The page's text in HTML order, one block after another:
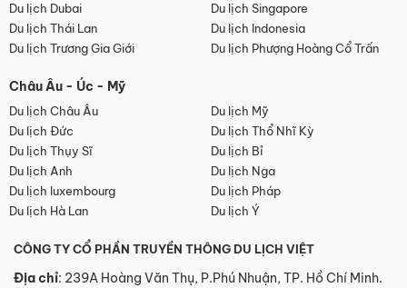
Du lịch Dubai
Du lịch Singapore
Du lịch Thái Lan
Du lịch Indonesia
Du lịch Trương Gia Giới
Du lịch Phượng Hoàng Cổ Trấn
Châu Âu - Úc - Mỹ
Du lịch Châu Âu
Du lịch Mỹ
Du lịch Đức
Du lịch Thổ Nhĩ Kỳ
Du lịch Thụy Sĩ
Du lịch Bỉ
Du lịch Anh
Du lịch Nga
Du lịch luxembourg
Du lịch Pháp
Du lịch Hà Lan
Du lịch Ý
CÔNG TY CỔ PHẦN TRUYỀN THÔNG DU LỊCH VIỆT
Địa chỉ: 239A Hoàng Văn Thụ, P.Phú Nhuận, TP. Hồ Chí Minh.